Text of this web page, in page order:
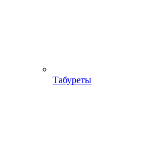
Табуреты